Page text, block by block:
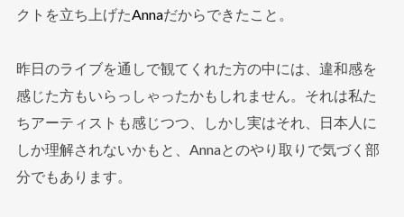
クトを立ち上げたAnnaだからできたこと。
昨日のライブを通しで観てくれた方の中には、違和感を
感じた方もいらっしゃったかもしれません。それは私た
ちアーティストも感じつつ、しかし実はそれ、日本人に
しか理解されないかもと、Annaとのやり取りで気づく部
分でもあります。